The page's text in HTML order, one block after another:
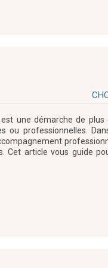
une démarche de
ou professionnelles.
Cet article vous guide